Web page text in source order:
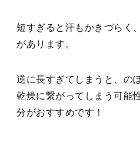
短すぎると汗もかきづらく
があります。
逆に長すぎてしまうと、の
乾燥に繋がってしまう可能
分がおすすめです！